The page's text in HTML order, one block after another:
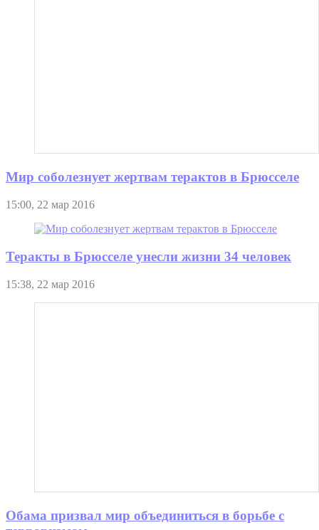
Мир соболезнует жертвам терактов в Брюсселе
15:00, 22 мар 2016
Теракты в Брюсселе унесли жизни 34 человек
15:38, 22 мар 2016
Обама призвал мир объединиться в борьбе с